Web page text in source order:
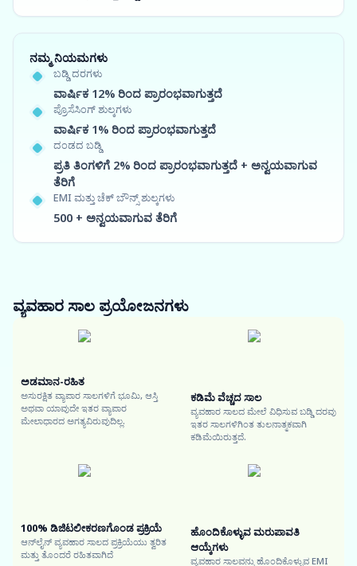
ನಮ್ಮ ನಿಯಮಗಳು
ಬಡ್ಡಿ ದರಗಳು
ವಾರ್ಷಿಕ 12% ರಿಂದ ಪ್ರಾರಂಭವಾಗುತ್ತದೆ
ಪ್ರೊಸೆಸಿಂಗ್ ಶುಲ್ಕಗಳು
ವಾರ್ಷಿಕ 1% ರಿಂದ ಪ್ರಾರಂಭವಾಗುತ್ತದೆ
ದಂಡದ ಬಡ್ಡಿ
ಪ್ರತಿ ತಿಂಗಳಿಗೆ 2% ರಿಂದ ಪ್ರಾರಂಭವಾಗುತ್ತದೆ + ಅನ್ವಯವಾಗುವ
ತೆರಿಗೆ
EMI ಮತ್ತು ಚೆಕ್ ಬೌನ್ಸ್ ಶುಲ್ಕಗಳು
500 + ಅನ್ವಯವಾಗುವ ತೆರಿಗೆ
ವ್ಯವಹಾರ ಸಾಲ ಪ್ರಯೋಜನಗಳು
ಅಡಮಾನ-ರಹಿತ
ಅಸುರಕ್ಷಿತ ವ್ಯಾಪಾರ ಸಾಲಗಳಿಗೆ ಭೂಮಿ, ಆಸ್ತಿ
ಅಥವಾ ಯಾವುದೇ ಇತರ ವ್ಯಾಪಾರ
ಮೇಲಾಧಾರದ ಅಗತ್ಯವಿರುವುದಿಲ್ಲ.
ಕಡಿಮೆ ವೆಚ್ಚದ ಸಾಲ
ವ್ಯವಹಾರ ಸಾಲದ ಮೇಲೆ ವಿಧಿಸುವ ಬಡ್ಡಿ ದರವು
ಇತರ ಸಾಲಗಳಿಗಿಂತ ತುಲನಾತ್ಮಕವಾಗಿ
ಕಡಿಮೆಯಿರುತ್ತದೆ.
100% ಡಿಜಿಟಲೀಕರಣಗೊಂಡ ಪ್ರಕ್ರಿಯೆ
ಆನ್‌ಲೈನ್ ವ್ಯವಹಾರ ಸಾಲದ ಪ್ರಕ್ರಿಯೆಯು ತ್ವರಿತ
ಮತ್ತು ತೊಂದರೆ ರಹಿತವಾಗಿದೆ
ಹೊಂದಿಕೊಳ್ಳುವ ಮರುಪಾವತಿ
ಆಯ್ಕೆಗಳು
ವ್ಯವಹಾರ ಸಾಲವನ್ನು ಹೊಂದಿಕೊಳ್ಳುವ EMI